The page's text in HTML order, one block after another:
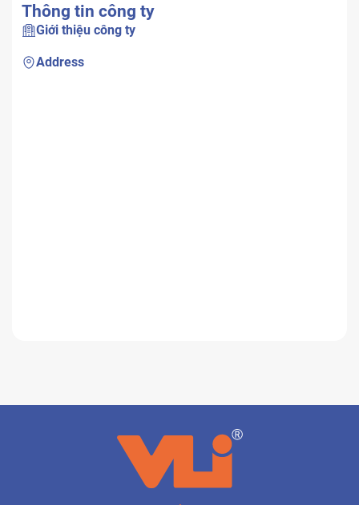
Thông tin công ty
Giới thiệu công ty
Address